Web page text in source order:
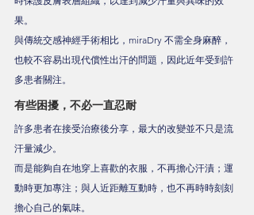
果。
與傳統交感神經手術相比，miraDry 不需全身麻醉，
也較不容易出現代償性出汗的問題，因此近年受到許
多患者關注。
有些困擾，不必一直忍耐
許多患者在接受治療後分享，最大的改變並不只是流
汗量減少。
而是能夠自在地穿上喜歡的衣服，不再擔心汗漬；運
動時更加專注；與人近距離互動時，也不再時時刻刻
擔心自己的氣味。